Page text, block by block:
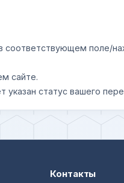
соответствующем поле/
сайте.
указан статус вашего
Контакты